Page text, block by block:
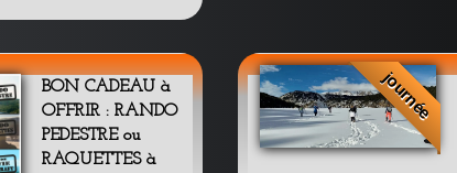
BON CADEAU à
OFFRIR : RANDO
PEDESTRE ou
RAQUETTES à
journée